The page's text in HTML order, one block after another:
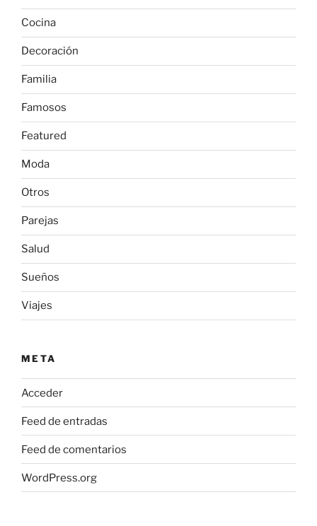
Cocina
Decoración
Familia
Famosos
Featured
Moda
Otros
Parejas
Salud
Sueños
Viajes
META
Acceder
Feed de entradas
Feed de comentarios
WordPress.org